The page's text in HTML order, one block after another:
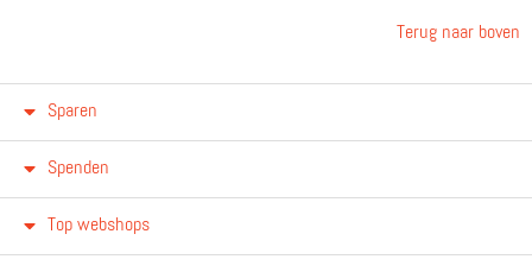
Terug naar boven
Sparen
Spenden
Top webshops